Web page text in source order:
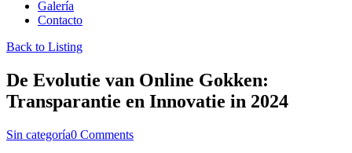
Galería
Contacto
Back to Listing
De Evolutie van Online Gokken:
Transparantie en Innovatie in 2024
Sin categoría0 Comments